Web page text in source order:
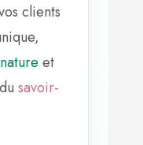
clients
et
savoir-